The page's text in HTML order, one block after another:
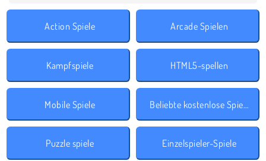
Action Spiele Arcade Spielen
Kampfspiele HTML5-spellen
Mobile Spiele Beliebte kostenlose Spiele
Puzzle spiele Einzelspieler-Spiele